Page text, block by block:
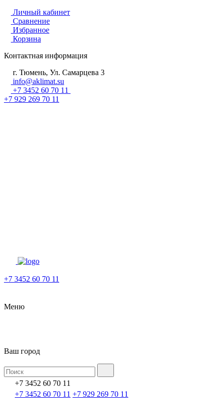
Личный кабинет
Сравнение
Избранное
Корзина
Контактная информация
г. Тюмень, Ул. Самарцева 3
info@aklimat.su
+7 3452 60 70 11
+7 929 269 70 11
+7 3452 60 70 11
Меню
Ваш город
+7 3452 60 70 11
+7 3452 60 70 11 +7 929 269 70 11